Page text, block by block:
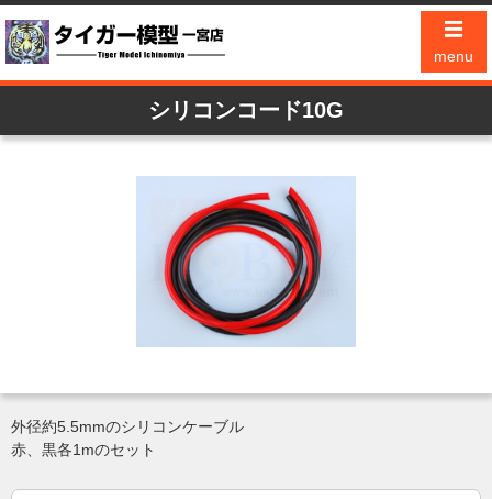
☰
menu
シリコンコード10G
外径約5.5mmのシリコンケーブル
赤、黒各1mのセット